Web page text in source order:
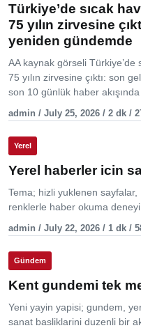
Türkiye’de sıcak
75 yılın zirvesine
yeniden gündemde
AA kaynak görseli Türkiye’de
75 yılın zirvesine çıktı: son
son 10 günlük haber akışında
admin / July 25, 2026 / 2 dk /
Yerel
Yerel haberler icin
Tema; hizli yuklenen
renklerle haber okuma
admin / July 22, 2026 / 1 dk /
Gündem
Kent gundemi tek
Yeni yayin yapisi; gundem,
sanat basliklarini duzenli bir